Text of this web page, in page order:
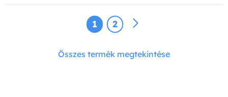
1 2
Összes termék megtekintése